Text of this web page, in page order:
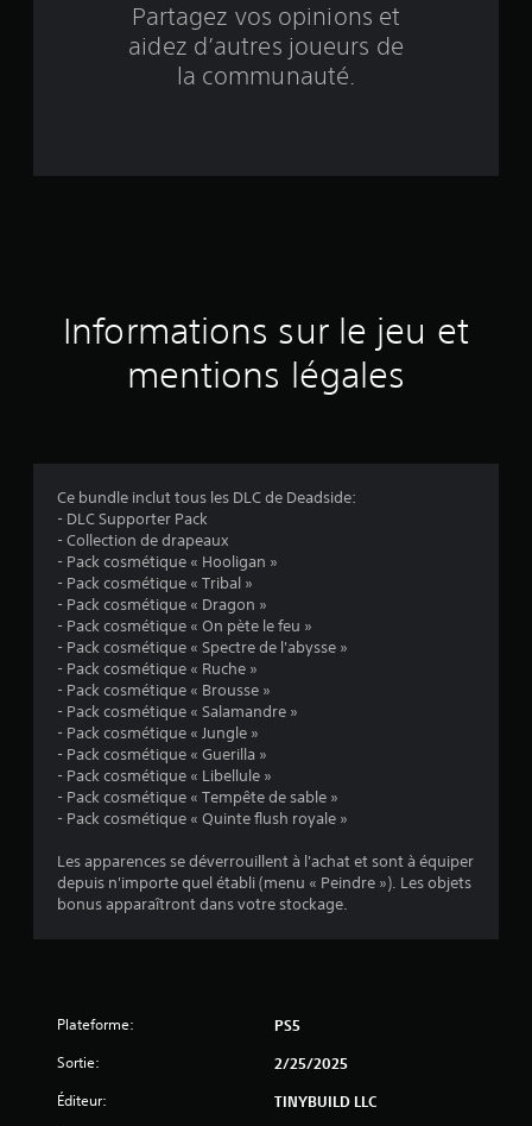
e
r
s
Partagez vos opinions et
aidez d’autres joueurs de
la communauté.
Informations sur le jeu et
mentions légales
Ce bundle inclut tous les DLC de Deadside:
- DLC Supporter Pack
- Collection de drapeaux
- Pack cosmétique « Hooligan »
- Pack cosmétique « Tribal »
- Pack cosmétique « Dragon »
- Pack cosmétique « On pète le feu »
- Pack cosmétique « Spectre de l'abysse »
- Pack cosmétique « Ruche »
- Pack cosmétique « Brousse »
- Pack cosmétique « Salamandre »
- Pack cosmétique « Jungle »
- Pack cosmétique « Guerilla »
- Pack cosmétique « Libellule »
- Pack cosmétique « Tempête de sable »
- Pack cosmétique « Quinte flush royale »
Les apparences se déverrouillent à l'achat et sont à équiper
depuis n'importe quel établi (menu « Peindre »). Les objets
bonus apparaîtront dans votre stockage.
Plateforme: PS5
Sortie: 2/25/2025
Éditeur: TINYBUILD LLC